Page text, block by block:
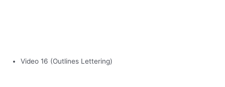
Video 16 (Outlines Lettering)